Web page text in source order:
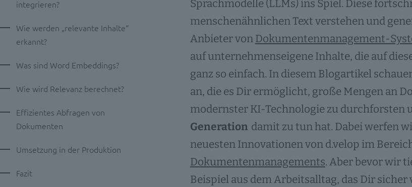
integrieren?
Wie werden „relevante Inhalte“
erkannt?
Was sind Word Embeddings?
Wie wird Relevanz berechnet?
Effizientes Abfragen von
Dokumenten
Umsetzung in der Produktion
Fazit
Sprachmodelle (LLMs) ins Spiel. Diese
menschenähnlichen Text verstehen und
Anbieter vonDokumentenmanagement-
auf unternehmenseigene Inhalte, die auf
ganz so einfach. In diesem Blogartikel
an, die es Dir ermöglicht, große Mengen an
modernster KI-Technologie zu durchforsten
Generation damit zu tun hat. Dabei werfen
neuesten Innovationen von d.velop im
Dokumentenmanagements. Aber bevor wir
Beispiel aus dem Arbeitsalltag, das Dir sicher